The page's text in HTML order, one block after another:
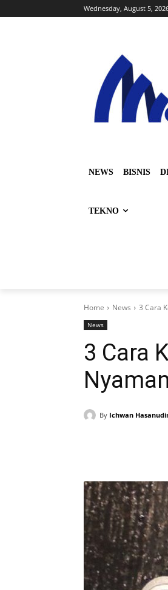
Wednesday, August 5,
NEWS BISNIS
TEKNO
Home News 3 Cara
News
3 Cara
Nyaman
By Ichwan